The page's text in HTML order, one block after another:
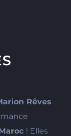
Rêves
! Elles